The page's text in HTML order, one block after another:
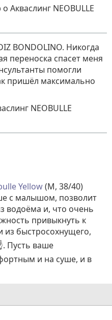
о Акваслинг NEOBULLE
BONDOLINO. Никогда
переноска спасет меня
помогли
пришёл максимально
NEOBULLE
Yellow(M, 38/40)
с малышом, позволит
водоёма и, что очень
привыкнуть к
быстросохнущего,
Пусть ваше
и на суше, и в